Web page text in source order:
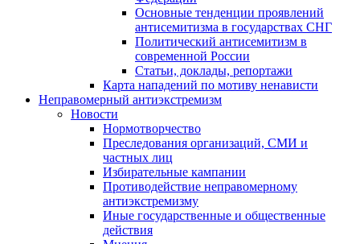
Основные тенденции проявлений
антисемитизма в государствах СНГ
Политический антисемитизм в
современной России
Статьи, доклады, репортажи
Карта нападений по мотиву ненависти
Неправомерный антиэкстремизм
Новости
Нормотворчество
Преследования организаций, СМИ и
частных лиц
Избирательные кампании
Противодействие неправомерному
антиэкстремизму
Иные государственные и общественные
действия